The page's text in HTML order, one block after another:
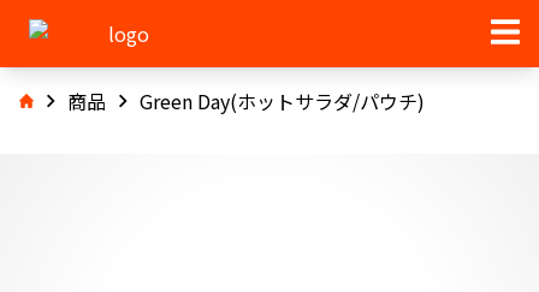
商品 Green Day(ホットサラダ/パウチ)